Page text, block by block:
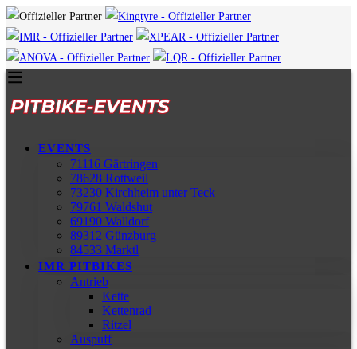
EVENTS
71116 Gärtringen
78628 Rottweil
73230 Kirchheim unter Teck
79761 Waldshut
69190 Walldorf
89312 Günzburg
84533 Marktl
IMR PITBIKES
Antrieb
Kette
Kettenrad
Ritzel
Auspuff